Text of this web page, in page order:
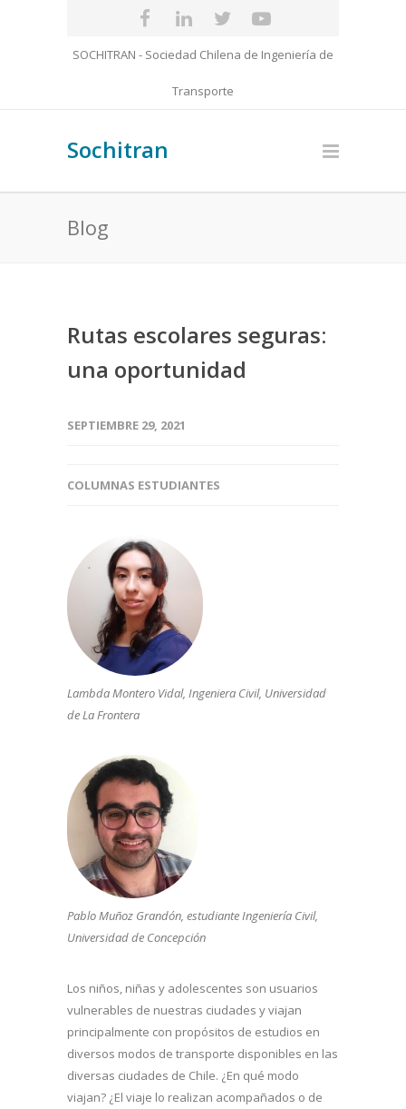
SOCHITRAN - Sociedad Chilena de Ingeniería de
Transporte
Sochitran
Blog
Rutas escolares seguras:
una oportunidad
SEPTIEMBRE 29, 2021
COLUMNAS ESTUDIANTES
Lambda Montero Vidal, Ingeniera Civil, Universidad
de La Frontera
Pablo Muñoz Grandón, estudiante Ingeniería Civil,
Universidad de Concepción
Los niños, niñas y adolescentes son usuarios
vulnerables de nuestras ciudades y viajan
principalmente con propósitos de estudios en
diversos modos de transporte disponibles en las
diversas ciudades de Chile. ¿En qué modo
viajan? ¿El viaje lo realizan acompañados o de